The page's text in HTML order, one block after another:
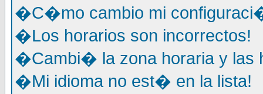
�C�mo cambio mi
�Los horarios son incorrectos!
�Cambi� la zona horaria y las
�Mi idioma no est� en la lista!